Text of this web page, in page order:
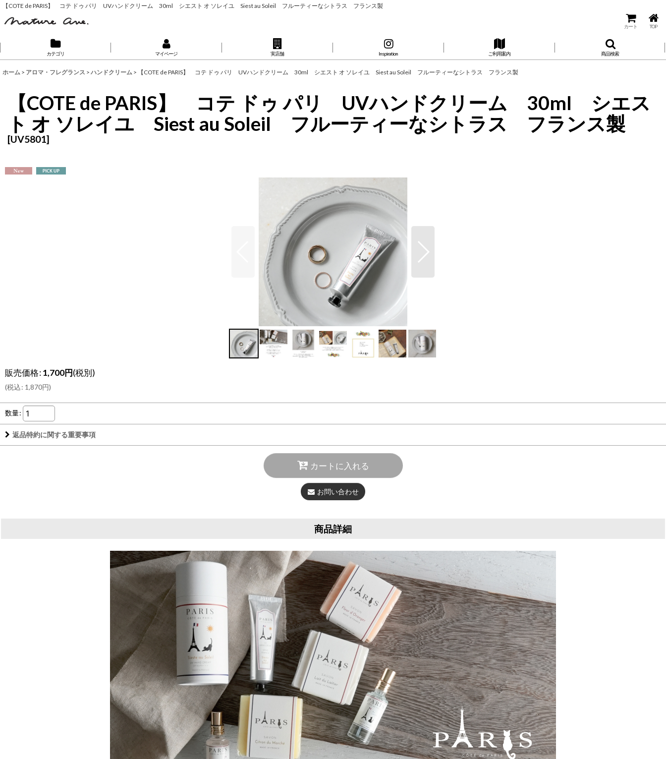
【COTE de PARIS】 コテ ドゥ パリ UVハンドクリーム 30ml シエスト オ ソレイユ Siest au Soleil フルーティーなシトラス フランス製
カート TOP
カテゴリ マイページ 実店舗 Inspiration ご利用案内 商品検索
ホーム > アロマ・フレグランス > ハンドクリーム > 【COTE de PARIS】 コテ ドゥ パリ UVハンドクリーム 30ml シエスト オ ソレイユ Siest au Soleil フルーティーなシトラス フランス製
【COTE de PARIS】 コテ ドゥ パリ UVハンドクリーム 30ml シエス
ト オ ソレイユ Siest au Soleil フルーティーなシトラス フランス製
[UV5801]
販売価格:1,700円(税別)
(税込: 1,870円)
数量:
返品特約に関する重要事項
カートに入れる
お問い合わせ
商品詳細